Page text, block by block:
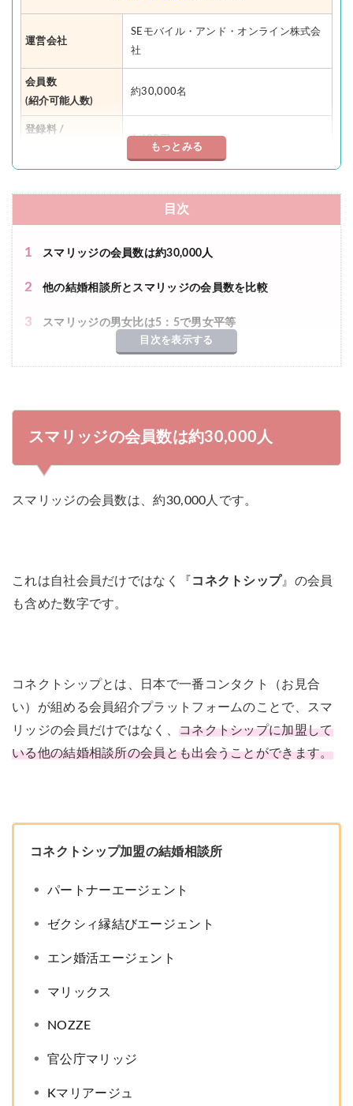
運営会社
SEモバイル・アンド・オンライン株式会
社
会員数
(紹介可能人数)
約30,000名
登録料 /
6,600円
※9件目以降1,100円/1件
独身証明書
2,200円
身分証明書 / 独身証明書 / 収入証明書
/ 学歴証明書 / 資格証明書
対応エリア 全国
成婚退会までの平
5.4ヶ月（半年以内）
スマリッジの口コミ・評判
もっとみる
目次
1 スマリッジの会員数は約30,000人
2 他の結婚相談所とスマリッジの会員数を比較
3 スマリッジの男女比は5：5で男女平等
スマリッジ会員の年齢層はアラサーが多い
目次を表示する
スマリッジの会員数は約30,000人
スマリッジの会員数は、約30,000人です。
これは自社会員だけではなく『 コネクトシップ』の会員
も含めた数字です。
コネクトシップとは、日本で一番コンタクト（お見合
い）が組める会員紹介プラットフォームのことで、スマ
リッジの会員だけではなく、 コネクトシップに加盟して
いる他の結婚相談所の会員とも出会うことができます。
コネクトシップ加盟の結婚相談所
パートナーエージェント
ゼクシィ縁結びエージェント
エン婚活エージェント
マリックス
NOZZE
官公庁マリッジ
Kマリアージュ